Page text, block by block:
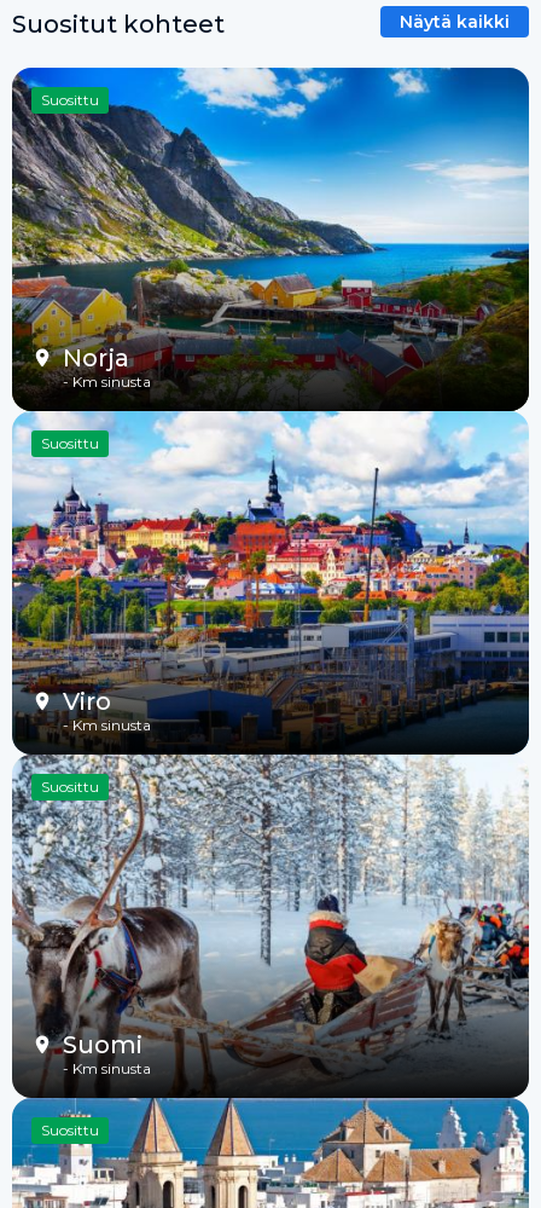
Suositut kohteet Näytä kaikki
Suosittu
Norja
-Km sinusta
Suosittu
Viro
-Km sinusta
Suosittu
Suomi
- Km sinusta
Suosittu